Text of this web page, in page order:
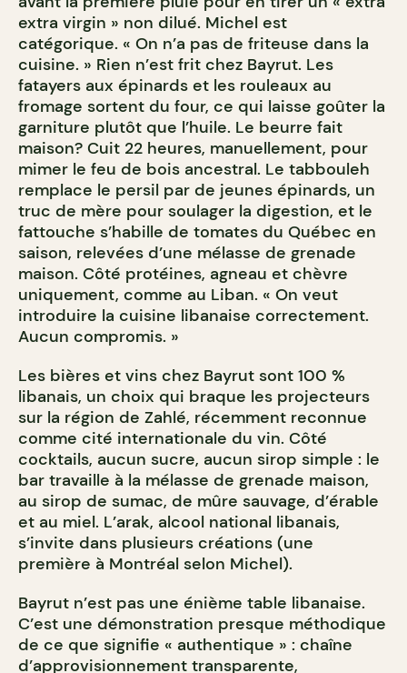
extra virgin » non dilué. Michel est
catégorique. « On n’a pas de friteuse dans la
cuisine. » Rien n’est frit chez Bayrut. Les
fatayers aux épinards et les rouleaux au
fromage sortent du four, ce qui laisse goûter la
garniture plutôt que l’huile. Le beurre fait
maison? Cuit 22 heures, manuellement, pour
mimer le feu de bois ancestral. Le tabbouleh
remplace le persil par de jeunes épinards, un
truc de mère pour soulager la digestion, et le
fattouche s’habille de tomates du Québec en
saison, relevées d’une mélasse de grenade
maison. Côté protéines, agneau et chèvre
uniquement, comme au Liban. « On veut
introduire la cuisine libanaise correctement.
Aucun compromis. »
Les bières et vins chez Bayrut sont 100 %
libanais, un choix qui braque les projecteurs
sur la région de Zahlé, récemment reconnue
comme cité internationale du vin. Côté
cocktails, aucun sucre, aucun sirop simple : le
bar travaille à la mélasse de grenade maison,
au sirop de sumac, de mûre sauvage, d’érable
et au miel. L’arak, alcool national libanais,
s’invite dans plusieurs créations (une
première à Montréal selon Michel).
Bayrut n’est pas une énième table libanaise.
C’est une démonstration presque méthodique
de ce que signifie « authentique » : chaîne
d’approvisionnement transparente,